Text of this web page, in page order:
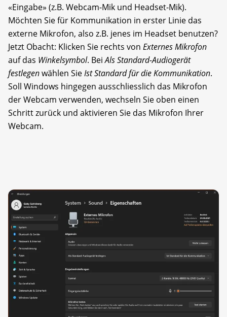
«Eingabe» (z.B. Webcam-Mik und Headset-Mik).
Möchten Sie für Kommunikation in erster Linie das
externe Mikrofon, also z.B. jenes im Headset benutzen?
Jetzt Obacht: Klicken Sie rechts von Externes Mikrofon
auf das Winkelsymbol. BeiAls Standard-Audiogerät
festlegenwählen SieIst Standard für die Kommunikation.
Soll Windows hingegen ausschliesslich das Mikrofon
der Webcam verwenden, wechseln Sie oben einen
Schritt zurück und aktivieren Sie das Mikrofon Ihrer
Webcam.